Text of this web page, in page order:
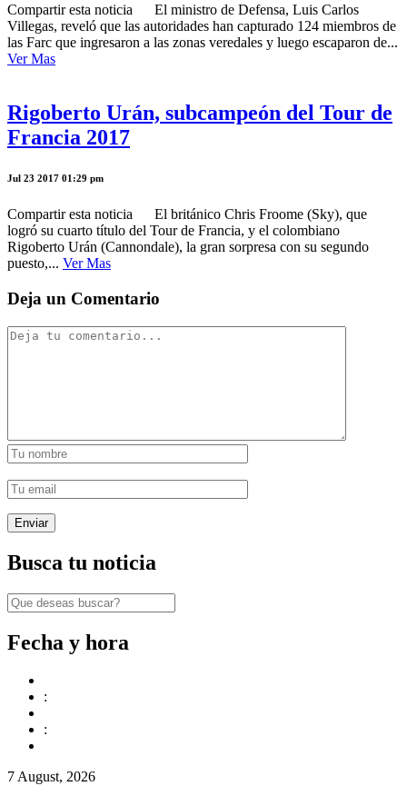
Compartir esta noticia El ministro de Defensa, Luis Carlos
Villegas, reveló que las autoridades han capturado 124 miembros de
las Farc que ingresaron a las zonas veredales y luego escaparon de...
Ver Mas
Rigoberto Urán, subcampeón del Tour de
Francia 2017
Jul 23 2017 01:29 pm
Compartir esta noticia El británico Chris Froome (Sky), que
logró su cuarto título del Tour de Francia, y el colombiano
Rigoberto Urán (Cannondale), la gran sorpresa con su segundo
puesto,... Ver Mas
Deja un Comentario
Busca tu noticia
Fecha y hora
:
:
7 August, 2026